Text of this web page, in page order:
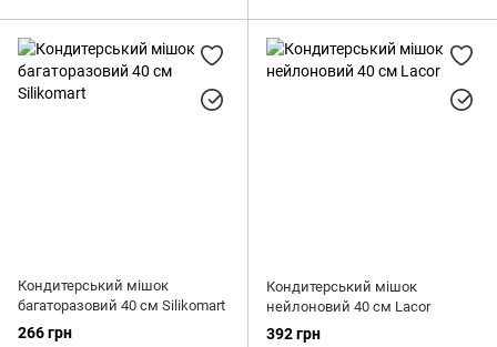
Кондитерський мішок
багаторазовий 40 см Silikomart
266 грн
Кондитерський мішок
нейлоновий 40 см Lacor
392 грн